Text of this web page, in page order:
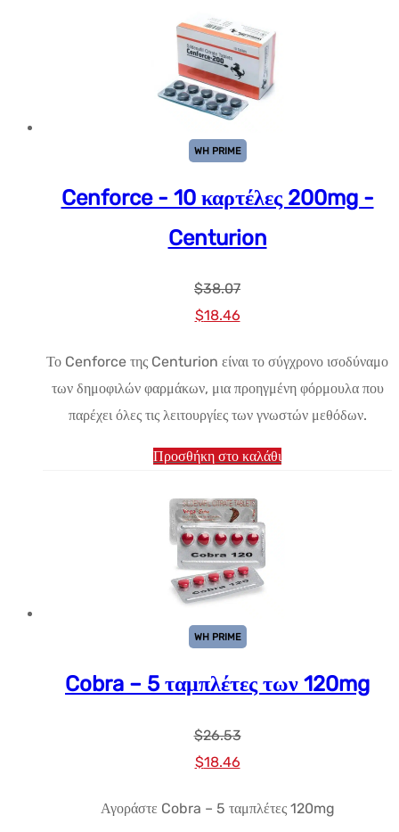
WH PRIME
Cenforce - 10 καρτέλες 200mg -
Centurion
$38.07
Αρχική
$38.07.
$18.46Η
τιμή
είναι:
$18.46.
Το Cenforce της Centurion είναι το σύγχρονο ισοδύναμο
των δημοφιλών φαρμάκων, μια προηγμένη φόρμουλα που
παρέχει όλες τις λειτουργίες των γνωστών μεθόδων.
Προσθήκη στο καλάθι
WH PRIME
Cobra – 5 ταμπλέτες των 120mg
$26.53
Αρχική
$26.53.
$18.46Η
τιμή
Αγοράστε Cobra – 5 ταμπλέτες 120mg